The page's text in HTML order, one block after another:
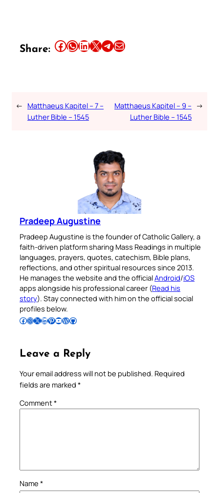
Share: Share this article on Facebook Share this article on WhatsApp Share this article on LinkedIn Share this article on X Share this article on TelegramEmail this Article
← Matthaeus Kapitel – 7 –
Luther Bible – 1545
Matthaeus Kapitel – 9 –
Luther Bible – 1545
→
Pradeep Augustine
Pradeep Augustine is the founder of Catholic Gallery, a
faith-driven platform sharing Mass Readings in multiple
languages, prayers, quotes, catechism, Bible plans,
reflections, and other spiritual resources since 2013.
He manages the website and the officialAndroid/iOS
apps alongside his professional career (Read his
story). Stay connected with him on the official social
profiles below.
Follow Pradeep on Facebook Follow Pradeep on InstagramFollow Pradeep on X Follow Pradeep on LinkedIn Follow Pradeep on Pinterest Subscribe to Pradeep’s Youtube Channel Follow Pradeep on WordPress Follow Pradeep on GitHub
Leave a Reply
Your email address will not be published. Required
fields are marked *
Comment*
Name *